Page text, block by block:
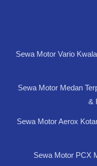
Sewa Motor Vario
Sewa Motor Medan
&
Sewa Motor Aerox
Sewa Motor PCX